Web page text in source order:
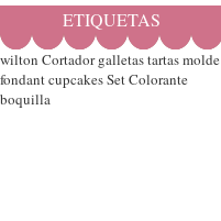
ETIQUETAS
wilton Cortador galletastartasmolde
fondantcupcakesSetColorante
boquilla